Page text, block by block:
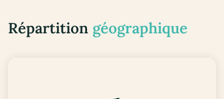
Répartition géographique